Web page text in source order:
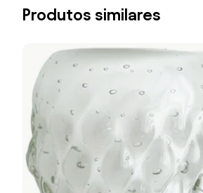
Produtos similares